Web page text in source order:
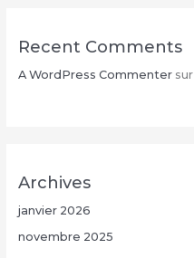
Recent Comments
A WordPress Commentersur
Archives
janvier 2026
novembre 2025